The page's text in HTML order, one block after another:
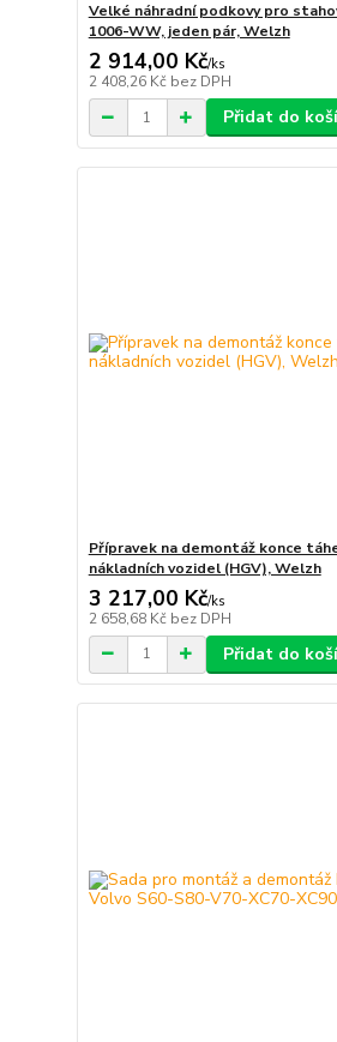
Velké náhradní podkovy pro
1006-WW, jeden pár, Welzh
2 914,00 Kč/ks
2 408,26 Kč bez DPH
Přidat do
Přípravek na demontáž konce
nákladních vozidel (HGV), Welzh
3 217,00 Kč/ks
2 658,68 Kč bez DPH
Přidat do